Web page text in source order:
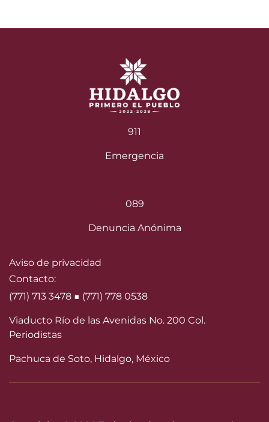
911
Emergencia
089
Denuncia Anónima
Aviso de privacidad
Contacto:
(771) 713 3478 ■ (771) 778 0538
Viaducto Río de las Avenidas No. 200 Col.
Periodistas
Pachuca de Soto, Hidalgo, México